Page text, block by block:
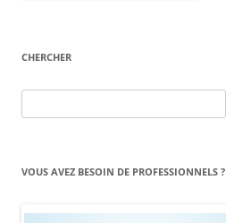
CHERCHER
VOUS AVEZ BESOIN DE PROFESSIONNELS ?